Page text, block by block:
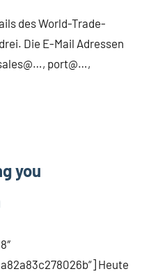
des World-Trade-
Die E-Mail Adressen
port@…,
you
Heute